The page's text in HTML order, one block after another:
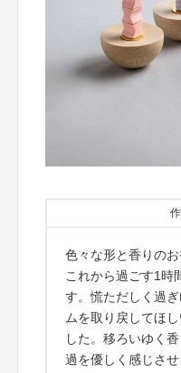
色々な形と香りのお
これから過ごす1時
す。慌ただしく過
ムを取り戻してほ
した。移ろいゆく
過を優しく感じさ